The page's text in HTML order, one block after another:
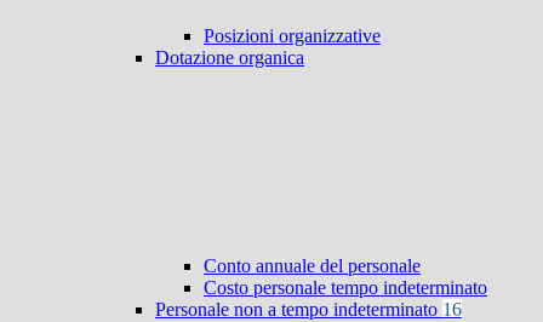
Posizioni organizzative
Dotazione organica
Conto annuale del personale
Costo personale tempo indeterminato
Personale non a tempo indeterminato 16